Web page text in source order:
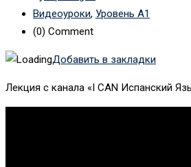
Видеоуроки, Уровень А1
(0) Comment
Добавить в закладки
Лекция с канала «I CAN Испанский